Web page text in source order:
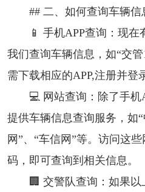
## 二、如何查询车辆信
📱 手机APP查询：现
我们查询车辆信息，如“交管
需下载相应的APP,注册并登
💻 网站查询：除了手
提供车辆信息查询服务，如
网”、“车信网”等。访问这
码，即可查询到相关信息。
🏢 交警队查询：如果